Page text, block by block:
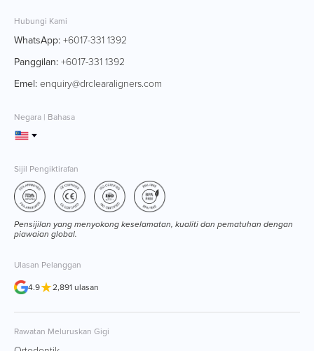
Hubungi Kami
WhatsApp:+6017-331 1392
Panggilan:+6017-331 1392
Emel:enquiry@drclearaligners.com
Negara | Bahasa
Sijil Pengiktirafan
Pensijilan yang menyokong keselamatan, kualiti dan pematuhan dengan
piawaian global.
Ulasan Pelanggan
4.9★2,891 ulasan
Rawatan Meluruskan Gigi